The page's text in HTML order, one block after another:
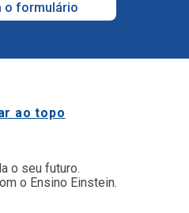
o formulário
ao topo
o seu futuro.
o Ensino Einstein.